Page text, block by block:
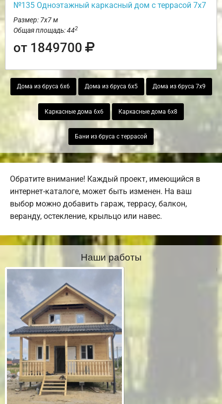
№135 Одноэтажный каркасный дом с террасой 7х7
Размер: 7х7 м
Общая площадь: 442
от 1849700
Дома из бруса 6х6 Дома из бруса 6х5 Дома из бруса 7х9
Каркасные дома 6х6 Каркасные дома 6х8
Бани из бруса с террасой
Обратите внимание! Каждый проект, имеющийся в
интернет-каталоге, может быть изменен. На ваш
выбор можно добавить гараж, террасу, балкон,
веранду, остекление, крыльцо или навес.
Наши работы